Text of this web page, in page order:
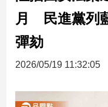
財
經
新
股
月 民進黨列
彈劾
2026/05/19 11:32:05